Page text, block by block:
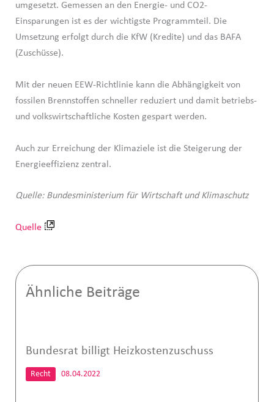
umgesetzt. Gemessen an den Energie- und CO2-
Einsparungen ist es der wichtigste Programmteil. Die
Umsetzung erfolgt durch die KfW (Kredite) und das BAFA
(Zuschüsse).
Mit der neuen EEW-Richtlinie kann die Abhängigkeit von
fossilen Brennstoffen schneller reduziert und damit betriebs-
und volkswirtschaftliche Kosten gespart werden.
Auch zur Erreichung der Klimaziele ist die Steigerung der
Energieeffizienz zentral.
Quelle: Bundesministerium für Wirtschaft und Klimaschutz
Quelle
Ähnliche Beiträge
Bundesrat billigt Heizkostenzuschuss
Recht 08.04.2022